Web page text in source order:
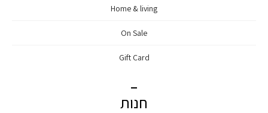
Home & living
On Sale
Gift Card
חנות